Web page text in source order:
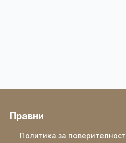
Правни
Политика за поверителност